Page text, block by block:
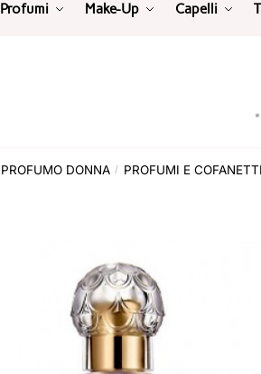
Profumi Make-Up Capelli
PROFUMO DONNA / PROFUMI E